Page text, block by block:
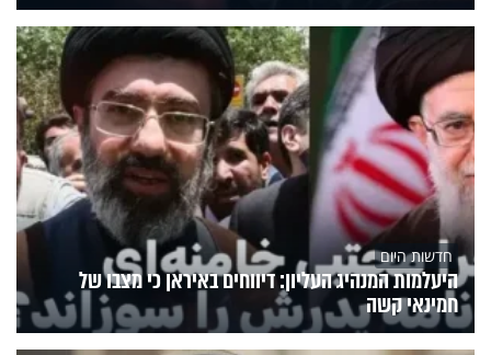
חדשות היום
היעלמות המנהיג העליון: דיווחים באיראן כי מצבו של
חמינאי קשה